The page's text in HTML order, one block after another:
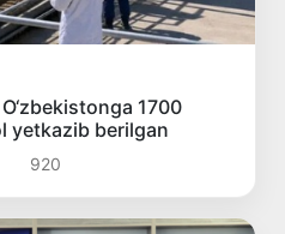
1700
yetkazib berilgan
920